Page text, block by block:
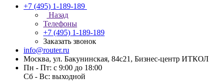
+7 (495) 1-189-189
Назад
Телефоны
+7 (495) 1-189-189
Заказать звонок
info@router.ru
Москва, ул. Бакунинская, 84с21, Бизнес-центр ИТКОЛ
Пн - Пт: с 9:00 до 18:00
Cб - Вс: выходной